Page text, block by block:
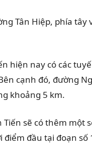
Tân Hiệp, phía
hiện nay có các
cạnh đó, đường
khoảng 5 km.
Tiến sẽ có thêm
đầu tại đoạn